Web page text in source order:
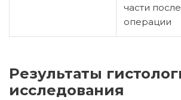
части после
операции
Результаты гистологического
исследования